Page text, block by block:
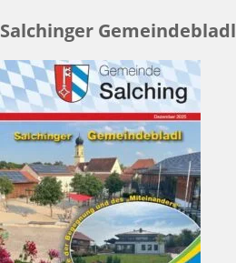
Salchinger Gemeindebladl